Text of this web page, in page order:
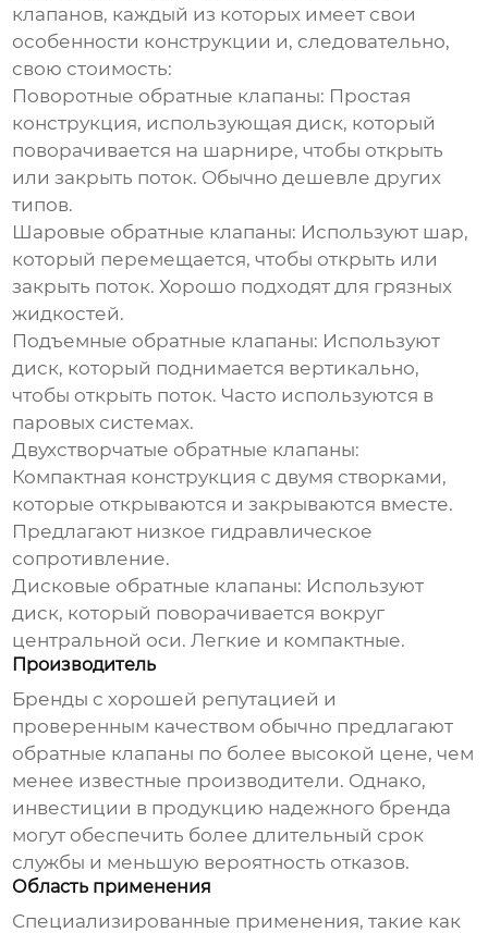
клапанов, каждый из которых имеет свои
особенности конструкции и, следовательно,
свою стоимость:
Поворотные обратные клапаны: Простая
конструкция, использующая диск, который
поворачивается на шарнире, чтобы открыть
или закрыть поток. Обычно дешевле других
типов.
Шаровые обратные клапаны: Используют шар,
который перемещается, чтобы открыть или
закрыть поток. Хорошо подходят для грязных
жидкостей.
Подъемные обратные клапаны: Используют
диск, который поднимается вертикально,
чтобы открыть поток. Часто используются в
паровых системах.
Двухстворчатые обратные клапаны:
Компактная конструкция с двумя створками,
которые открываются и закрываются вместе.
Предлагают низкое гидравлическое
сопротивление.
Дисковые обратные клапаны: Используют
диск, который поворачивается вокруг
центральной оси. Легкие и компактные.
Производитель
Бренды с хорошей репутацией и
проверенным качеством обычно предлагают
обратные клапаны по более высокой цене, чем
менее известные производители. Однако,
инвестиции в продукцию надежного бренда
могут обеспечить более длительный срок
службы и меньшую вероятность отказов.
Область применения
Специализированные применения, такие как